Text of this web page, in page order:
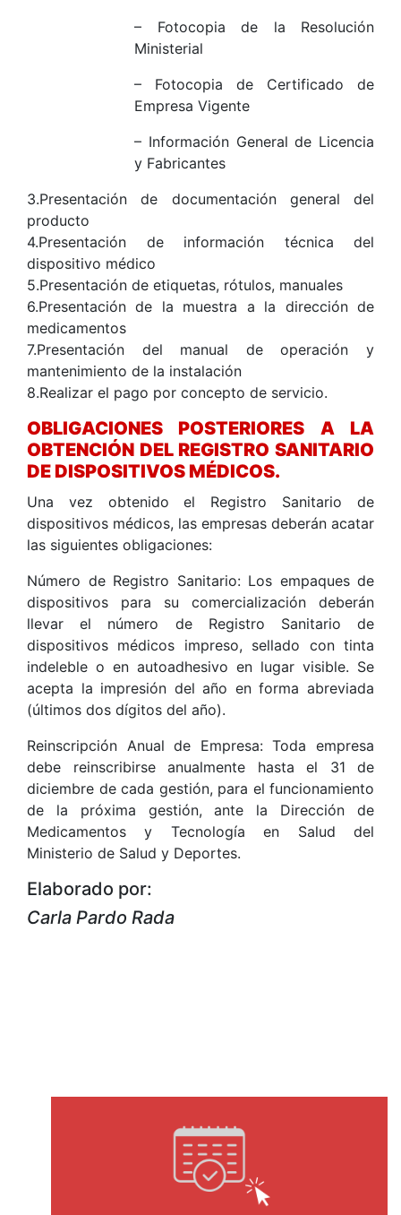
– Fotocopia de la Resolución
Ministerial
– Fotocopia de Certificado de
Empresa Vigente
– Información General de Licencia
y Fabricantes
3.Presentación de documentación general del
producto
4.Presentación de información técnica del
dispositivo médico
5.Presentación de etiquetas, rótulos, manuales
6.Presentación de la muestra a la dirección de
medicamentos
7.Presentación del manual de operación y
mantenimiento de la instalación
8.Realizar el pago por concepto de servicio.
OBLIGACIONES POSTERIORES A LA
OBTENCIÓN DEL REGISTRO SANITARIO
DE DISPOSITIVOS MÉDICOS.
Una vez obtenido el Registro Sanitario de
dispositivos médicos, las empresas deberán acatar
las siguientes obligaciones:
Número de Registro Sanitario: Los empaques de
dispositivos para su comercialización deberán
llevar el número de Registro Sanitario de
dispositivos médicos impreso, sellado con tinta
indeleble o en autoadhesivo en lugar visible. Se
acepta la impresión del año en forma abreviada
(últimos dos dígitos del año).
Reinscripción Anual de Empresa: Toda empresa
debe reinscribirse anualmente hasta el 31 de
diciembre de cada gestión, para el funcionamiento
de la próxima gestión, ante la Dirección de
Medicamentos y Tecnología en Salud del
Ministerio de Salud y Deportes.
Elaborado por:
Carla Pardo Rada